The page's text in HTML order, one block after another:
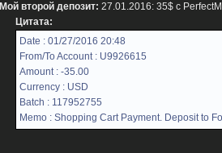
Мой второй депозит: 27.01.2016: 35$ с
Цитата:
Date : 01/27/2016 20:48
From/To Account : U9926615
Amount : -35.00
Currency : USD
Batch : 117952755
Memo : Shopping Cart Payment. Deposit to